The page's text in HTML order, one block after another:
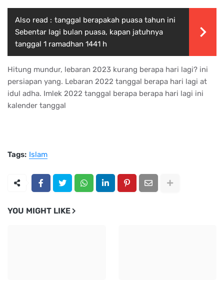
Also read : tanggal berapakah puasa tahun ini
Sebentar lagi bulan puasa, kapan jatuhnya
tanggal 1 ramadhan 1441 h
Hitung mundur, lebaran 2023 kurang berapa hari lagi? ini
persiapan yang. Lebaran 2022 tanggal berapa hari lagi at
idul adha. Imlek 2022 tanggal berapa berapa hari lagi ini
kalender tanggal
Tags: Islam
YOU MIGHT LIKE